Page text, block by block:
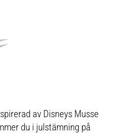
av Disneys Musse
du i julstämning på